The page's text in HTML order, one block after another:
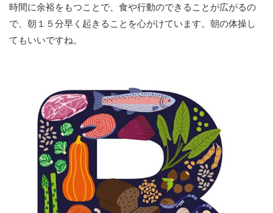
時間に余裕をもつことで、食や行動のできることが広がるの
で、朝１５分早く起きることを心がけています。朝の体操し
てもいいですね。